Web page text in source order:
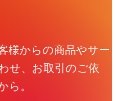
様からの商品やサー
せ、お取引のご依
ら。